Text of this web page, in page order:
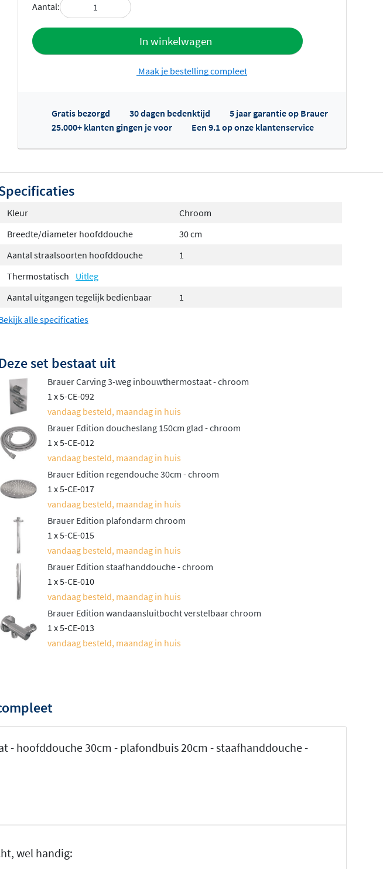
Aantal:
In winkelwagen
Toevoegen aan offerte
Offertes ophalen...
Maak je bestelling compleet
Gratis bezorgd 30 dagen bedenktijd
5 jaar garantie op Brauer
25.000+ klanten gingen je voor
Een 9.1 op onze klantenservice
Kleur
Chroom
Breedte/diameter hoofddouche
30 cm
Aantal straalsoorten hoofddouche
1
Thermostatisch
Uitleg
Aantal uitgangen tegelijk bedienbaar
1
alle specificaties
Deze set bestaat uit
Brauer Carving 3-weg inbouwthermostaat - chroom
1 x 5-CE-092
vandaag besteld, maandag in huis
Brauer Edition doucheslang 150cm glad - chroom
1 x 5-CE-012
vandaag besteld, maandag in huis
Brauer Edition regendouche 30cm - chroom
1 x 5-CE-017
vandaag besteld, maandag in huis
Brauer Edition plafondarm chroom
1 x 5-CE-015
vandaag besteld, maandag in huis
Brauer Edition staafhanddouche - chroom
1 x 5-CE-010
vandaag besteld, maandag in huis
Brauer Edition wandaansluitbocht verstelbaar chroom
1 x 5-CE-013
vandaag besteld, maandag in huis
- hoofddouche 30cm - plafondbuis 20cm - staafhanddouche -
wel handig: